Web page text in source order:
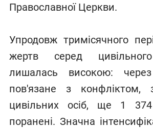
Православної Церкви.
Упродовж тримісячного
жертв серед
лишалась високою: через
пов'язане з конфліктом,
цивільних осіб, ще 1
поранені. Значна